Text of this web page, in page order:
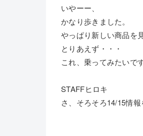
いやーー、
かなり歩きました。
やっぱり新しい商品を
とりあえず・・・
これ、乗ってみたいで
STAFFヒロキ
さ、そろそろ14/15情報